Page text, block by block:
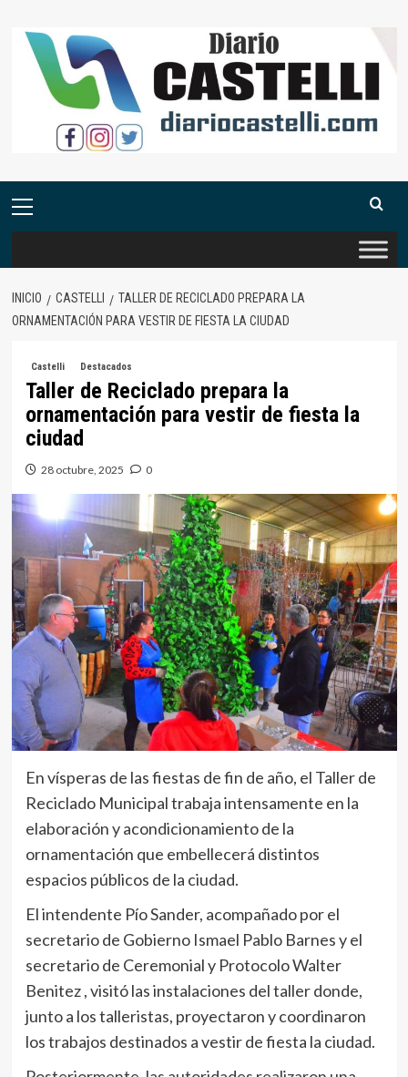
contenido
Menú
INICIO CASTELLI
TALLER DE RECICLADO PREPARA LA
ORNAMENTACIÓN PARA VESTIR DE FIESTA LA CIUDAD
Castelli Destacados
Taller de Reciclado prepara la
ornamentación para vestir de fiesta la
ciudad
28 octubre, 2025 0
En vísperas de las fiestas de fin de año, el Taller de
Reciclado Municipal trabaja intensamente en la
elaboración y acondicionamiento de la
ornamentación que embellecerá distintos
espacios públicos de la ciudad.
El intendente Pío Sander, acompañado por el
secretario de Gobierno Ismael Pablo Barnes y el
secretario de Ceremonial y Protocolo Walter
Benitez , visitó las instalaciones del taller donde,
junto a los talleristas, proyectaron y coordinaron
los trabajos destinados a vestir de fiesta la ciudad.